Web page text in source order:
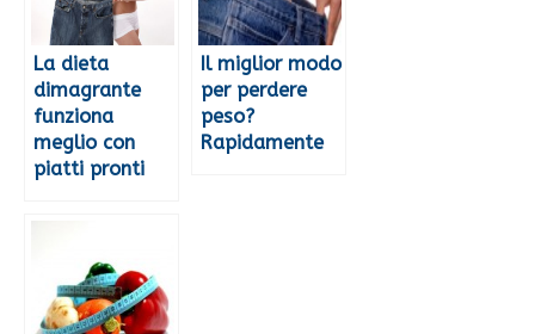
La dieta
dimagrante
funziona
meglio con
piatti pronti
Il miglior modo
per perdere
peso?
Rapidamente